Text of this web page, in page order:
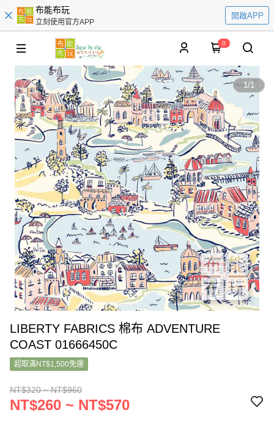
布能布玩
立刻使用官方APP
開啟APP
0
1/1
LIBERTY FABRICS 棉布 ADVENTURE
COAST 01666450C
超取滿NT$1,500免運
NT$320 ~ NT$960
NT$260 ~ NT$570